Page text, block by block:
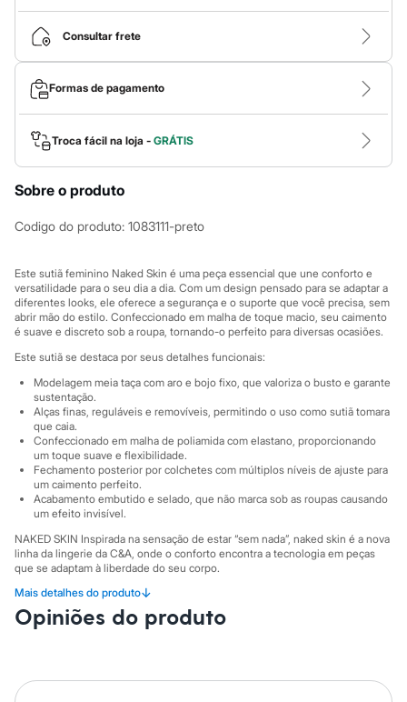
Bolsas
Bonés e Chapéus
Bijoux
Cintos
Óculos
Relógios
Calçados
Botas
Chinelos
Rasteirinhas
Sandálias
Sapatilhas
Tênis
Marcas
Clock House
Mindset
Sawary
Yessica
Moda esportiva
Acessórios
Blusas
Calçados
Leggings
Shorts e Bermudas
Tops
Moda íntima
Calcinhas
Cintas e Modeladores
Meias
Pijamas
Moda praia
Biquínis
Maiôs
Saídas de praia
Personagens
Plus size
Casacos e Jaquetas
Jeans
Consultar frete
Formas de pagamento
Troca fácil na loja - GRÁTIS
Sobre o produto
Codigo do produto: 1083111-preto
Este sutiã feminino Naked Skin é uma peça essencial que une conforto e
versatilidade para o seu dia a dia. Com um design pensado para se adaptar a
diferentes looks, ele oferece a segurança e o suporte que você precisa, sem
abrir mão do estilo. Confeccionado em malha de toque macio, seu caimento
é suave e discreto sob a roupa, tornando-o perfeito para diversas ocasiões.
Este sutiã se destaca por seus detalhes funcionais:
Modelagem meia taça com aro e bojo fixo, que valoriza o busto e garante
sustentação.
Alças finas, reguláveis e removíveis, permitindo o uso como sutiã tomara
que caia.
Confeccionado em malha de poliamida com elastano, proporcionando
um toque suave e flexibilidade.
Fechamento posterior por colchetes com múltiplos níveis de ajuste para
um caimento perfeito.
Acabamento embutido e selado, que não marca sob as roupas causando
um efeito invisível.
NAKED SKIN Inspirada na sensação de estar “sem nada”, naked skin é a nova
linha da lingerie da C&A, onde o conforto encontra a tecnologia em peças
que se adaptam à liberdade do seu corpo.
Sugestões de Uso e Combinações Use-o com as alças no dia a dia, sob
camisetas e blusas, para garantir conforto e suporte. Para ocasiões especiais
ou looks com ombros à mostra, remova as alças e combine-o com vestidos,
A gente se encontra na C&A! ❤
Mais detalhes do produto↓
Opiniões do produto